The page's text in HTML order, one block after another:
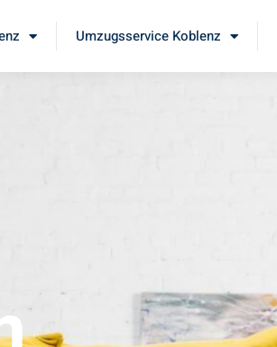
Umzugsservice Koblenz